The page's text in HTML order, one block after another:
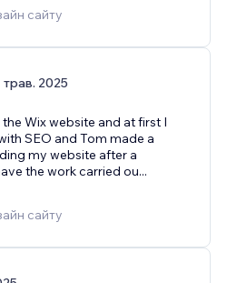
сайту
трав. 2025
Wix website and at first I
SEO and Tom made a
my website after a
the work carried ou...
сайту